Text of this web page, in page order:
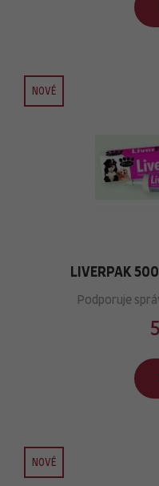
NOVÉ
LIVERPAK
Podporuje
NOVÉ